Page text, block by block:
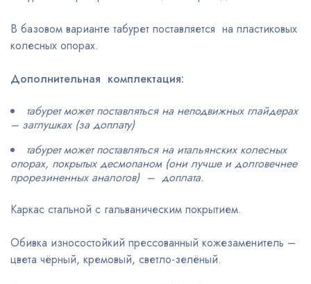
В базовом варианте табурет поставляется на пластиковых
колесных опорах.
Дополнительная комплектация:
табурет может поставляться на неподвижных глайдерах
– заглушках (за доплату)
табурет может поставляться на итальянских колесных
опорах, покрытых десмопаном (они лучше и долговечнее
прорезиненных аналогов) – доплата.
Каркас стальной с гальваническим покрытием.
Обивка износостойкий прессованный кожезаменитель –
цвета чёрный, кремовый, светло-зелёный.